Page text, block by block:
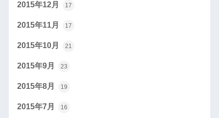
2015年12月 17
2015年11月 17
2015年10月 21
2015年9月 23
2015年8月 19
2015年7月 16